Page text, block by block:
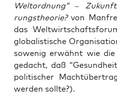
Welt­ord­nung” –
rungs­theo­rie?von
das
glo­ba­lis­ti­sche
so­we­nig erwähnt wie
gedacht, daß
poli­ti­scher
wer­den sollte?).